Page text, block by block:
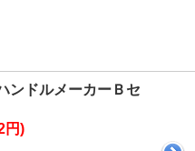
ンドルメーカーＢセ
円)